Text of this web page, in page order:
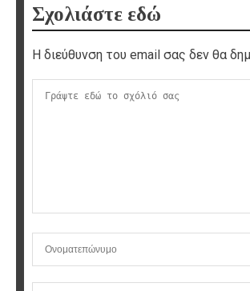
Σχολιάστε εδώ
Η διεύθυνση του email σας δεν θα